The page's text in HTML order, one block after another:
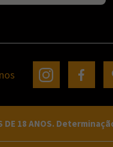
DE 18 ANOS.